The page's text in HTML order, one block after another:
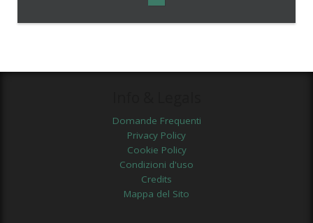
Domande Frequenti
Privacy Policy
Cookie Policy
Condizioni d'uso
Credits
Mappa del Sito